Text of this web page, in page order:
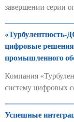
завершении серии
«Турбулентность-
цифровые решения
промышленного
Компания
систему цифровых
Успешные